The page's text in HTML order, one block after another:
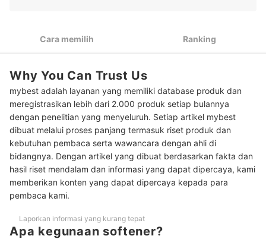
Peringkat Softener Terbaik
Baca juga rekomendasi produk detergen lainnya di sini
Cara memilih Ranking
Why You Can Trust Us
mybest adalah layanan yang memiliki database produk dan
meregistrasikan lebih dari 2.000 produk setiap bulannya
dengan penelitian yang menyeluruh. Setiap artikel mybest
dibuat melalui proses panjang termasuk riset produk dan
kebutuhan pembaca serta wawancara dengan ahli di
bidangnya. Dengan artikel yang dibuat berdasarkan fakta dan
hasil riset mendalam dan informasi yang dapat dipercaya, kami
memberikan konten yang dapat dipercaya kepada para
pembaca kami.
Laporkan informasi yang kurang tepat
Apa kegunaan softener?